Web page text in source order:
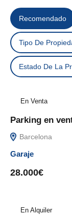
Recomendado
Tipo De
Estado De La
En Venta
Parking en
Barcelona
Garaje
28.000€
En Alquiler